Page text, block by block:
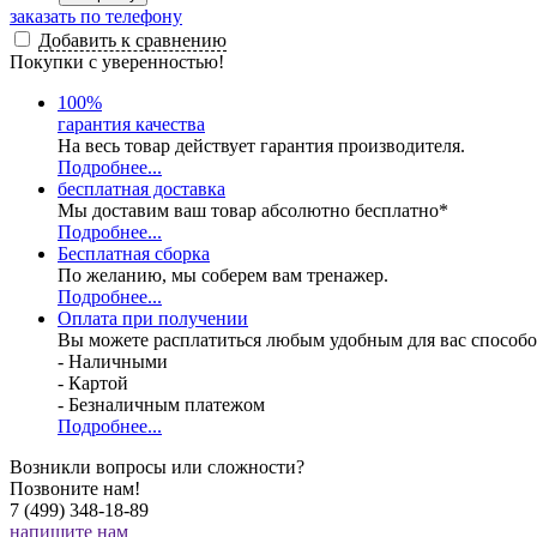
заказать по телефону
Добавить к сравнению
Покупки с уверенностью!
100%
гарантия качества
На весь товар действует гарантия производителя.
Подробнее...
бесплатная доставка
Мы доставим ваш товар абсолютно бесплатно*
Подробнее...
Бесплатная сборка
По желанию, мы соберем вам тренажер.
Подробнее...
Оплата при получении
Вы можете расплатиться любым удобным для вас
- Наличными
- Картой
- Безналичным платежом
Подробнее...
Возникли вопросы или сложности?
Позвоните нам!
7 (499) 348-18-89
напишите нам